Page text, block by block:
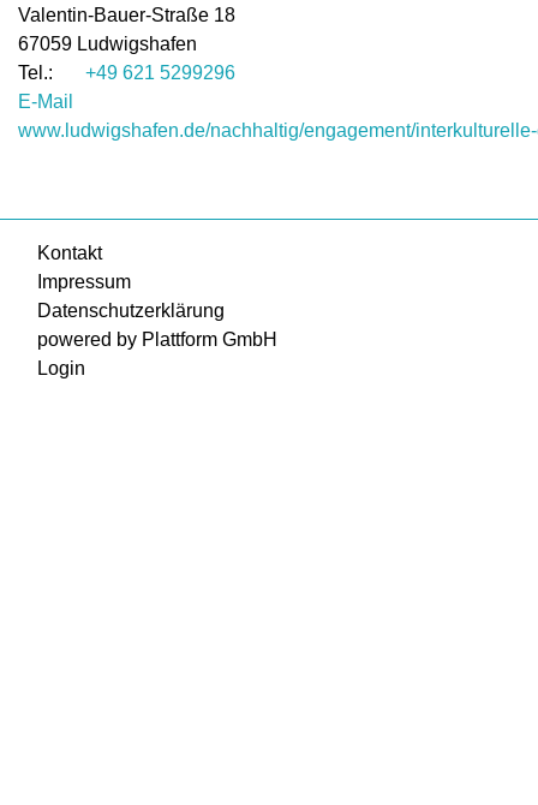
Valentin-Bauer-Straße 18
67059 Ludwigshafen
+49 621 5299296
E-Mail
www.ludwigshafen.de/nachhaltig/engagement/
Kontakt
Impressum
Datenschutzerklärung
powered by Plattform GmbH
Login